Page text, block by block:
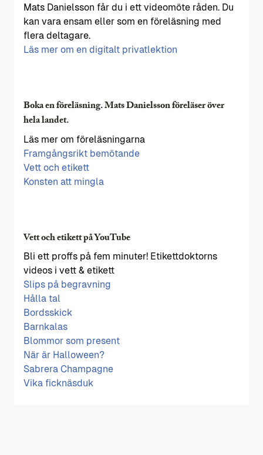
Mats Danielsson får du i ett videomöte råden. Du
kan vara ensam eller som en föreläsning med
flera deltagare.
Läs mer om en digitalt privatlektion
Boka en föreläsning. Mats Danielsson föreläser över
hela landet.
Läs mer om föreläsningarna
Framgångsrikt bemötande
Vett och etikett
Konsten att mingla
Vett och etikett på YouTube
Bli ett proffs på fem minuter! Etikettdoktorns
videos i vett & etikett
Slips på begravning
Hålla tal
Bordsskick
Barnkalas
Blommor som present
När är Halloween?
Sabrera Champagne
Vika ficknäsduk